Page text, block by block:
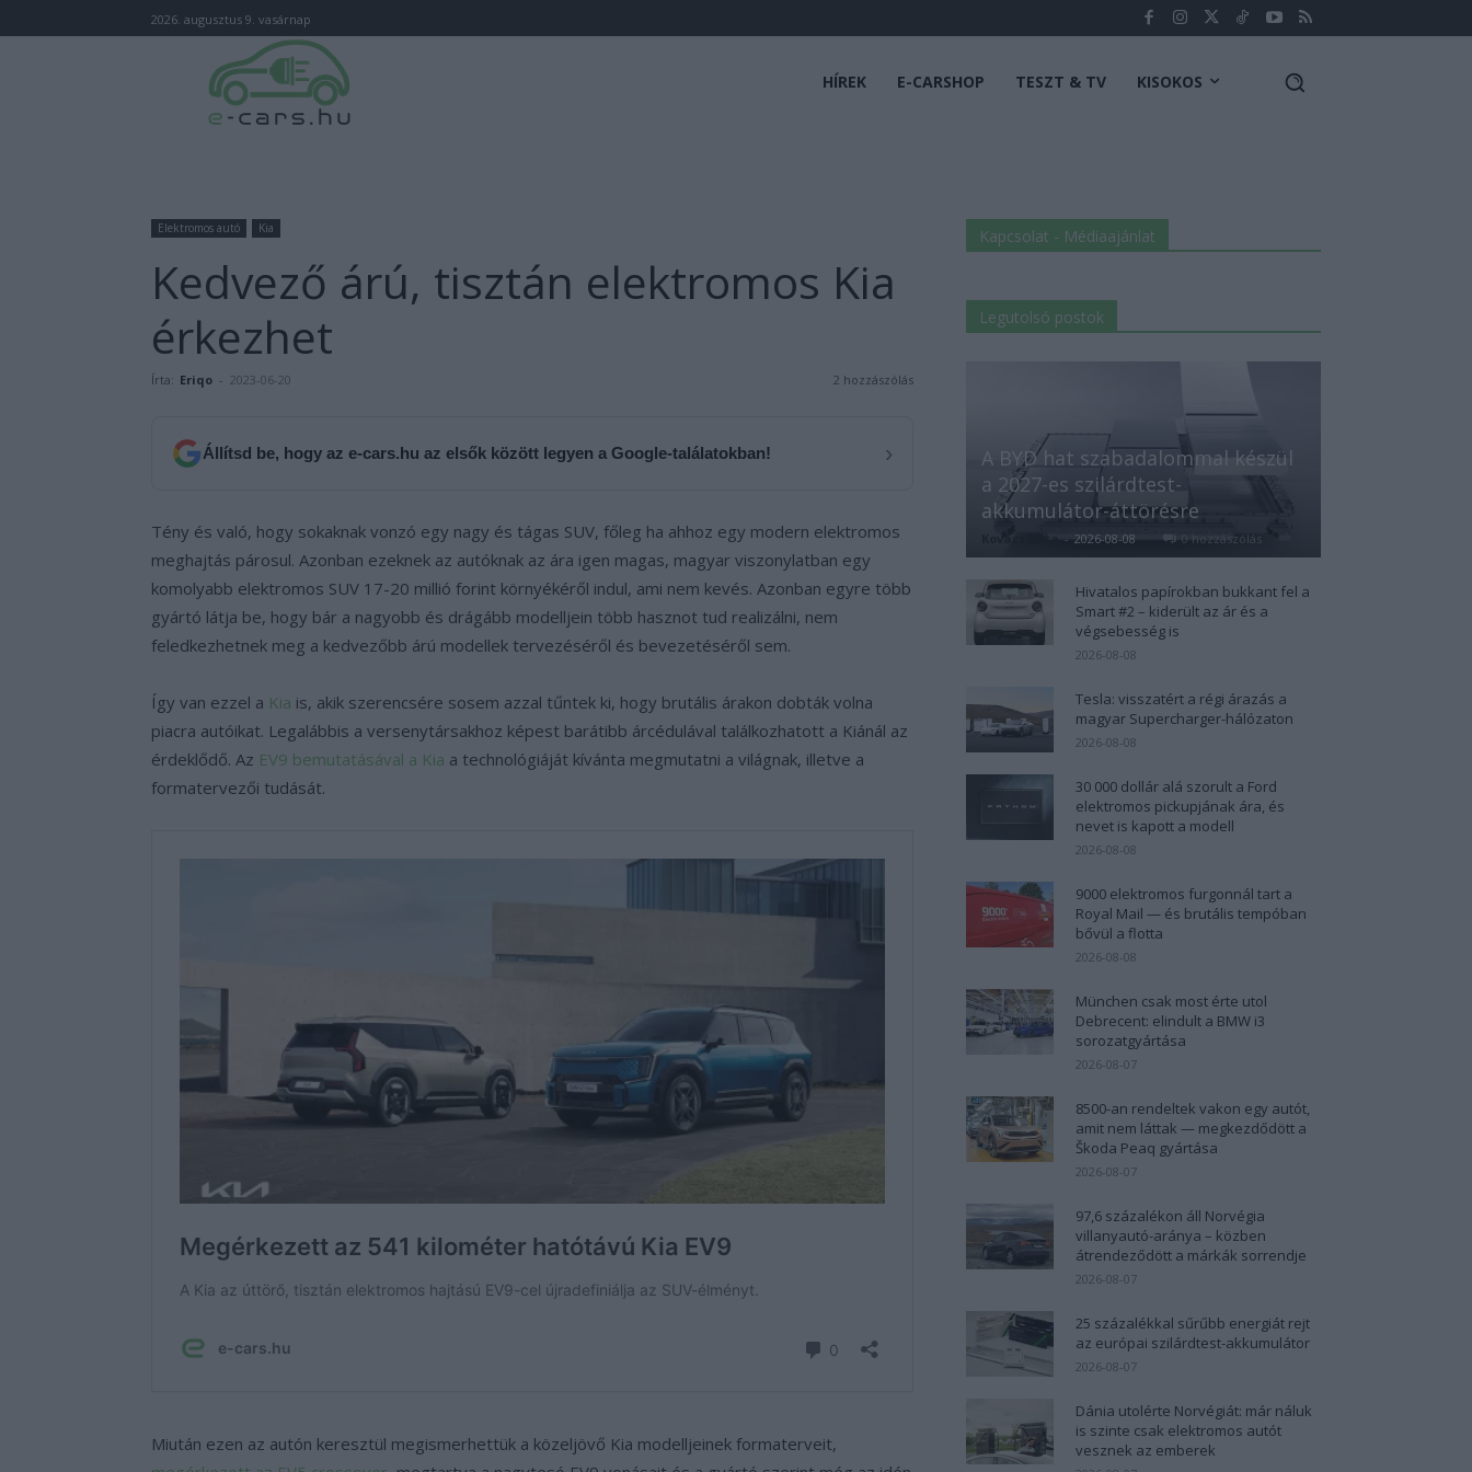
2026. augusztus 9. vasárnap
HÍREK E-CARSHOP TESZT & TV KISOKOS
Elektromos autó Kia
Kedvező árú, tisztán elektromos Kia
érkezhet
Írta: Eriqo - 2023-06-20 2 hozzászólás
Állítsd be, hogy az e-cars.hu az elsők között legyen a Google-találatokban! ›
Tény és való, hogy sokaknak vonzó egy nagy és tágas SUV, főleg ha ahhoz egy modern elektromos
meghajtás párosul. Azonban ezeknek az autóknak az ára igen magas, magyar viszonylatban egy
komolyabb elektromos SUV 17-20 millió forint környékéről indul, ami nem kevés. Azonban egyre több
gyártó látja be, hogy bár a nagyobb és drágább modelljein több hasznot tud realizálni, nem
feledkezhetnek meg a kedvezőbb árú modellek tervezéséről és bevezetéséről sem.
Így van ezzel a Kia is, akik szerencsére sosem azzal tűntek ki, hogy brutális árakon dobták volna
piacra autóikat. Legalábbis a versenytársakhoz képest barátibb árcédulával találkozhatott a Kiánál az
érdeklődő. Az EV9 bemutatásával a Kia a technológiáját kívánta megmutatni a világnak, illetve a
formatervezői tudását.
Miután ezen az autón keresztül megismerhettük a közeljövő Kia modelljeinek formaterveit,
Kapcsolat - Médiaajánlat
Legutolsó postok
A BYD hat szabadalommal készül
a 2027-es szilárdtest-
akkumulátor-áttörésre
- 2026-08-08 0 hozzászólás
Hivatalos papírokban bukkant fel a
Smart #2 – kiderült az ár és a
végsebesség is
2026-08-08
Tesla: visszatért a régi árazás a
magyar Supercharger-hálózaton
2026-08-08
30 000 dollár alá szorult a Ford
elektromos pickupjának ára, és
nevet is kapott a modell
2026-08-08
9000 elektromos furgonnál tart a
Royal Mail — és brutális tempóban
bővül a flotta
2026-08-08
München csak most érte utol
Debrecent: elindult a BMW i3
sorozatgyártása
2026-08-07
8500-an rendeltek vakon egy autót,
amit nem láttak — megkezdődött a
Škoda Peaq gyártása
2026-08-07
97,6 százalékon áll Norvégia
villanyautó-aránya – közben
átrendeződött a márkák sorrendje
2026-08-07
25 százalékkal sűrűbb energiát rejt
az európai szilárdtest-akkumulátor
2026-08-07
Dánia utolérte Norvégiát: már náluk
is szinte csak elektromos autót
vesznek az emberek